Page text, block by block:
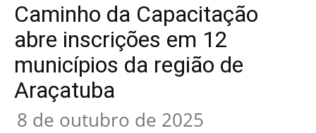
Caminho da Capacitação
abre inscrições em 12
municípios da região de
Araçatuba
8 de outubro de 2025